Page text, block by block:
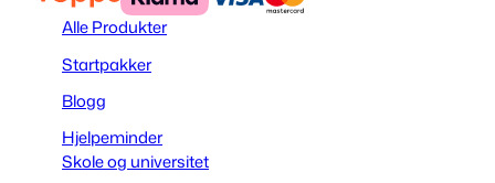
Alle Produkter
Startpakker
Blogg
Hjelpeminder
Skole og universitet